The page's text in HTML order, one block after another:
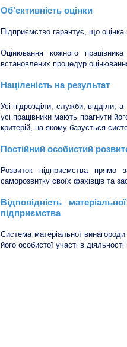
Об’єктивність оцінки
Підприємство гарантує, що
Оцінювання кожного
встановлених процедур
Націленість на результат
Усі підрозділи, служби, відділи, а
усі працівники мають прагнути
критерій, на якому базується
Постійний особистий
Розвиток підприємства прямо
саморозвитку своїх фахівців та
Відповідність
підприємства
Система матеріальної
його особистої участі в